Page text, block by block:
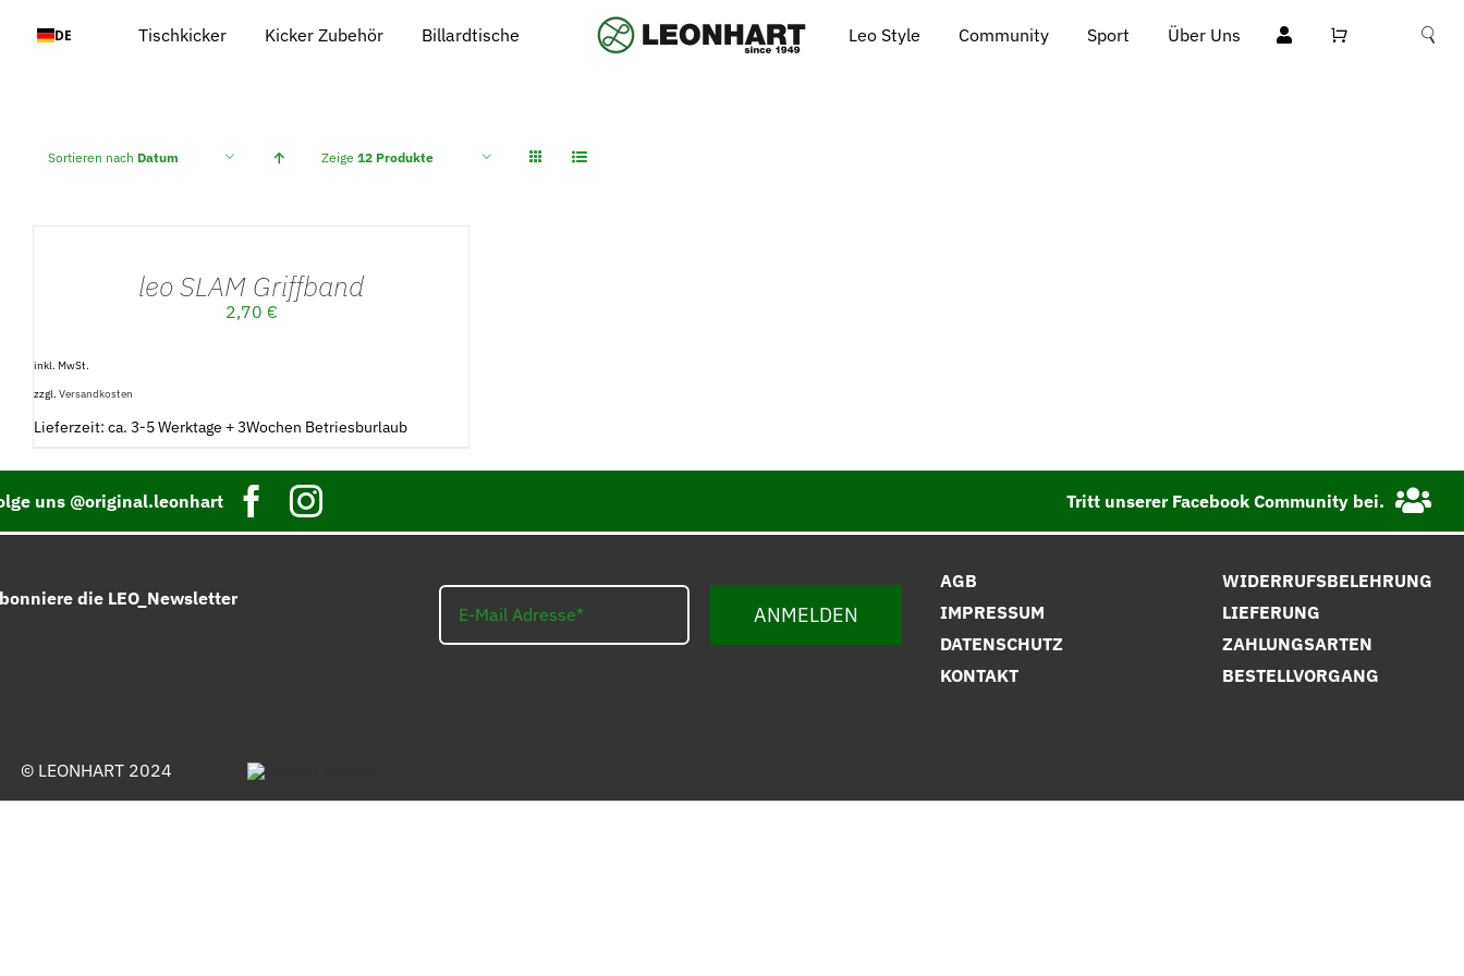
Inhalt DE Tischkicker Kicker Zubehör Billardtische Leo Style Community Sport Über Uns
Sortieren nach Datum Zeige 12 Produkte
leo SLAM Griffband
2,70 €
inkl. MwSt.
zzgl. Versandkosten
Lieferzeit: ca. 3-5 Werktage + 3Wochen Betriesburlaub
uns @original.leonhart Tritt unserer Facebook Community bei.
die LEO_Newsletter
ANMELDEN
AGB
IMPRESSUM
DATENSCHUTZ
KONTAKT
WIDERRUFSBELEHRUNG
LIEFERUNG
ZAHLUNGSARTEN
BESTELLVORGANG
© LEONHART 2024